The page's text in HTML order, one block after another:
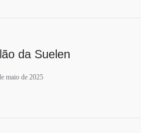
da Suelen
maio de 2025